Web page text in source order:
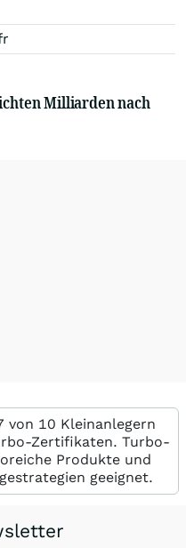
Milliarden nach
von 10 Kleinanlegern
Zertifikaten. Turbo-
Produkte und
geeignet.